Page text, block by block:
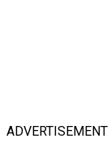
ADVERTISEMENT